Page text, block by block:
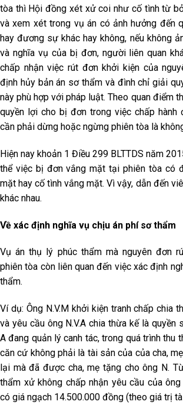
tòa thì Hội đồng xét xử coi như cố tình từ
và xem xét trong vụ án có ảnh hưởng đến
hay đương sự khác hay không, nếu không
và nghĩa vụ của bị đơn, người liên quan
chấp nhận việc rút đơn khởi kiện của
định hủy bản án sơ thẩm và đình chỉ giải
này phù hợp với pháp luật. Theo quan điểm
quyền lợi cho bị đơn trong việc chấp hành
cần phải dừng hoặc ngừng phiên tòa là
Hiện nay khoản 1 Điều 299 BLTTDS năm
thể việc bị đơn vắng mặt tại phiên tòa có
mặt hay cố tình vắng mặt. Vì vậy, dẫn đến
khác nhau.
Về xác định nghĩa vụ chịu án phí sơ thẩm
Vụ án thụ lý phúc thẩm mà nguyên đơn
phiên tòa còn liên quan đến việc xác định
thẩm.
Ví dụ: Ông N.V.M khởi kiện tranh chấp chia
và yêu cầu ông N.V.A chia thừa kế là
A đang quản lý canh tác, trong quá trình thu
căn cứ không phải là tài sản của của cha,
lại mà đã được cha, mẹ tặng cho ông N.
thẩm xử không chấp nhận yêu cầu của ông
có giá ngạch 14.500.000 đồng (theo giá trị